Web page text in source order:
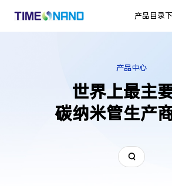
产品目录
产品中心
世界上最主
碳纳米管生产